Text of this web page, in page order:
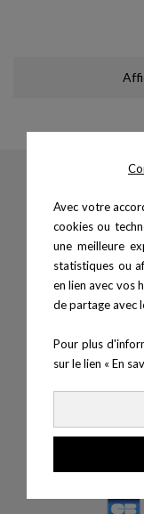
Avec votre
cookies ou
une meilleure
statistiques ou
en lien avec vos
de partage avec
Pour plus
sur le lien « En
25,
25480
+33
+33
TVA :